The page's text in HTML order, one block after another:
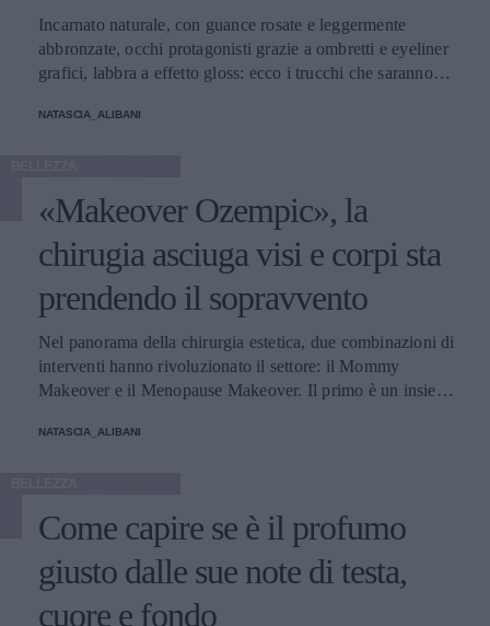
Incarnato naturale, con guance rosate e leggermente
abbronzate, occhi protagonisti grazie a ombretti e eyeliner
grafici, labbra a effetto gloss: ecco i trucchi che saranno
NATASCIA_ALIBANI
«Makeover Ozempic», la
chirugia asciuga visi e corpi sta
prendendo il sopravvento
Nel panorama della chirurgia estetica, due combinazioni di
interventi hanno rivoluzionato il settore: il Mommy
Makeover e il Menopause Makeover. Il primo è un insieme
donne a recuperare la forma fisica e l'aspetto che avevano
rilassamento cutaneo o perdita di tono. Il secondo, invece,
è scelto dalle donne che sono entrate in menopausa. Oggi,
a questi si aggiunge a questa élite una terza opzione
emergente che punta a ripristinare il volume e contrastare
NATASCIA_ALIBANI
Come capire se è il profumo
giusto dalle sue note di testa,
cuore e fondo